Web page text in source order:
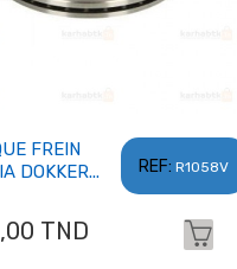
REF: R1058V
FREIN
DOKKER...
TND